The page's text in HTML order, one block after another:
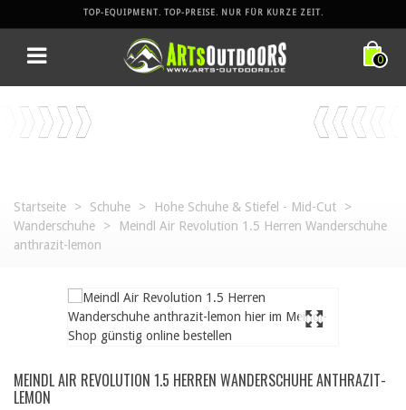
TOP-EQUIPMENT. TOP-PREISE. NUR FÜR KURZE ZEIT.
0
Startseite > Schuhe > Hohe Schuhe & Stiefel - Mid-Cut
>
Wanderschuhe
>
Meindl Air Revolution 1.5 Herren Wanderschuhe
anthrazit-lemon
MEINDL AIR REVOLUTION 1.5 HERREN WANDERSCHUHE ANTHRAZIT-
LEMON